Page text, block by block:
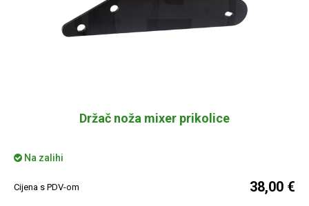
Držač noža mixer prikolice
Na zalihi
Cijena s PDV-om 38,00 €